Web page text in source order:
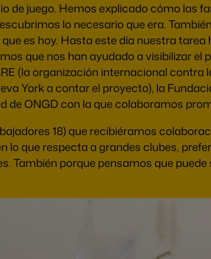
de juego. Hemos explicado cómo las
lo necesario que era.
es hoy. Hasta este día nuestra
que nos han ayudado a visibilizar
(la organización internacional
York a contar el proyecto), la
de ONGD con la que colaboramos
18) que recibiéramos
lo que respecta a grandes clubes,
También porque pensamos que